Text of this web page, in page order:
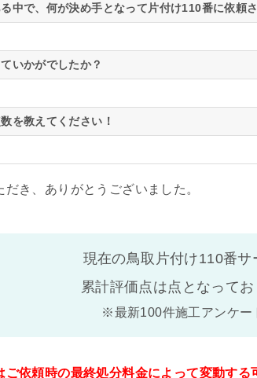
中で、何が決め手となって片付け110番に依頼
いかがでしたか？
を教えてください！
き、ありがとうございました。
現在の鳥取片付け110番サ
累計評価点は点となってお
※最新100件施工アンケー
依頼時の最終処分料金によって変動す